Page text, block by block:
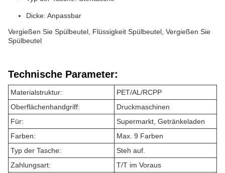
Dicke: Anpassbar
Vergießen Sie Spülbeutel, Flüssigkeit Spülbeutel, Vergießen Sie
Spülbeutel
Technische Parameter:
Materialstruktur:
PET/AL/RCPP
Oberflächenhandgriff:
Druckmaschinen
Für:
Supermarkt, Getränkeladen
Farben:
Max. 9 Farben
Typ der Tasche:
Steh auf.
Zahlungsart:
T/T im Voraus